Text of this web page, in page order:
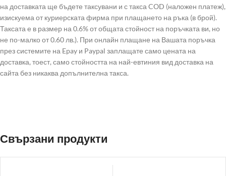
на доставката ще бъдете таксувани и с такса COD (наложен платеж),
изискуема от куриерската фирма при плащането на ръка (в брой).
Таксата е в размер на 0.6% от общата стойност на поръчката ви, но
не по-малко от 0.60 лв.). При онлайн плащане на Вашата поръчка
през системите на Epay и Paypal заплащате само цената на
доставка, тоест, само стойността на най-евтиния вид доставка на
сайта без никаква допълнителна такса.
Свързани продукти